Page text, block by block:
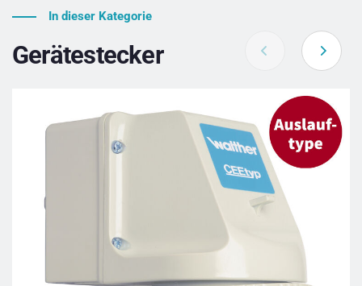
In dieser Kategorie
Gerätestecker